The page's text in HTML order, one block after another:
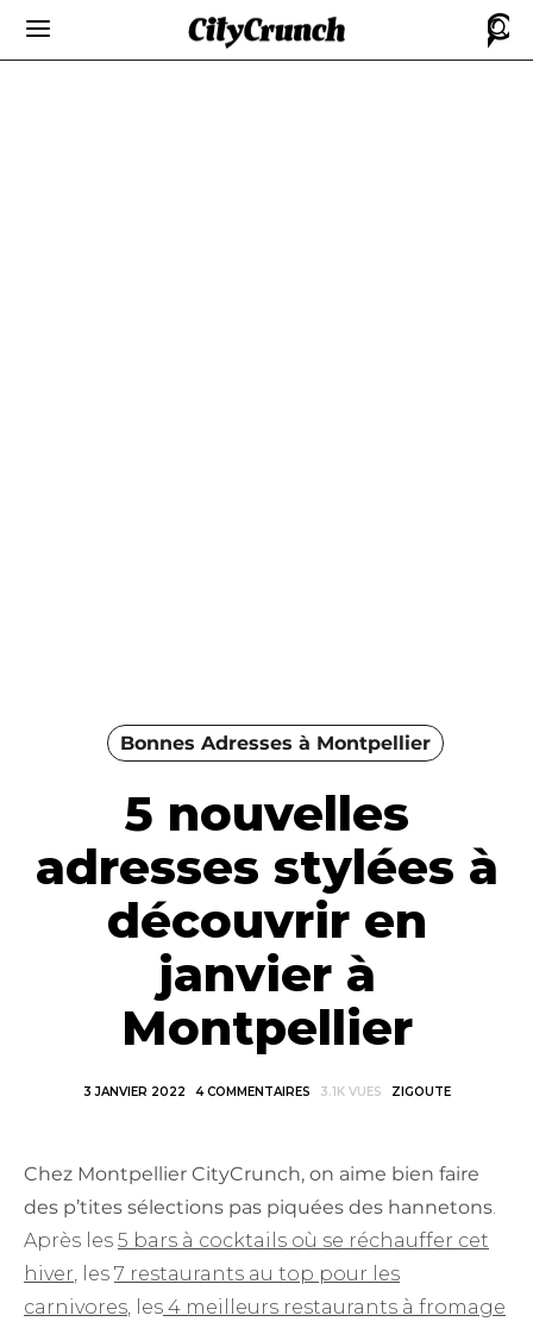
Bonnes Adresses à Montpellier
5 nouvelles
adresses stylées à
découvrir en
janvier à
Montpellier
3 JANVIER 2022 4 COMMENTAIRES 3.1K VUES ZIGOUTE
Chez Montpellier CityCrunch, on aime bien faire
des p’tites sélections pas piquées des hannetons.
Après les 5 bars à cocktails où se réchauffer cet
hiver, les 7 restaurants au top pour les
carnivores, les 4 meilleurs restaurants à fromage